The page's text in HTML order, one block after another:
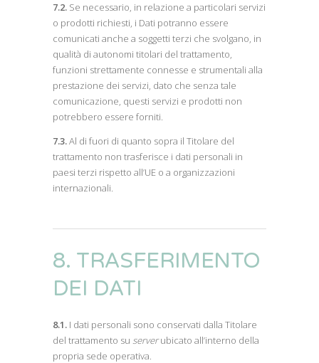
7.2. Se necessario, in relazione a particolari servizi
o prodotti richiesti, i Dati potranno essere
comunicati anche a soggetti terzi che svolgano, in
qualità di autonomi titolari del trattamento,
funzioni strettamente connesse e strumentali alla
prestazione dei servizi, dato che senza tale
comunicazione, questi servizi e prodotti non
potrebbero essere forniti.
7.3.Al di fuori di quanto sopra il Titolare del
trattamento non trasferisce i dati personali in
paesi terzi rispetto all’UE o a organizzazioni
internazionali.
8. TRASFERIMENTO
DEI DATI
8.1. I dati personali sono conservati dalla Titolare
del trattamento su serverubicato all’interno della
propria sede operativa.